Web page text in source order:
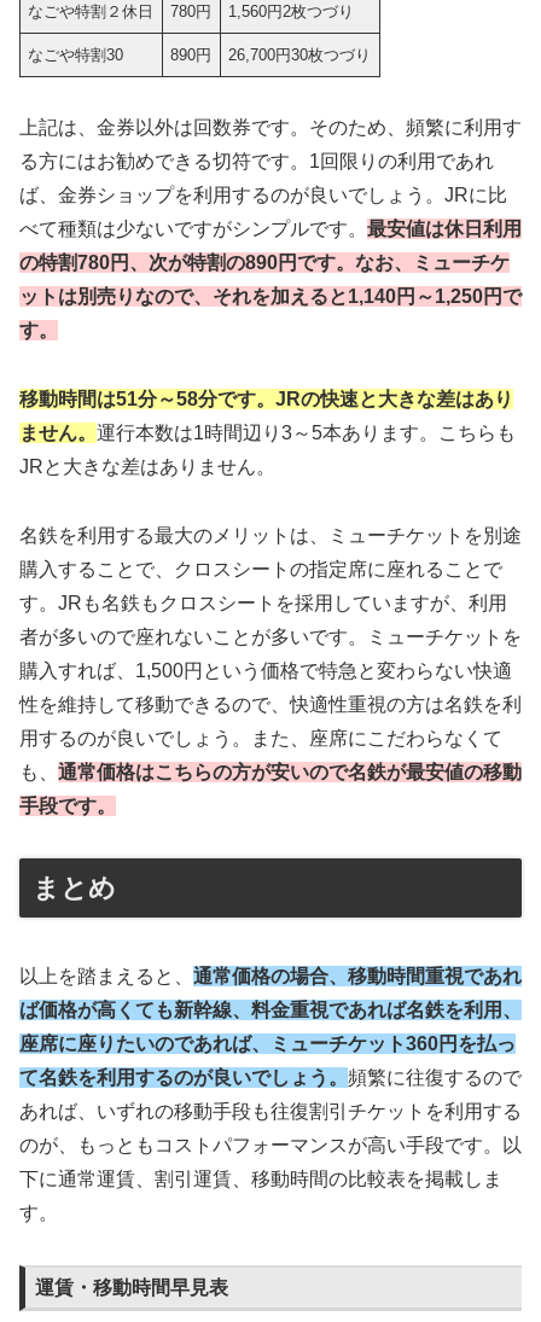
なごや特割２休日 780円 1,560円2枚つづり
なごや特割30 890円 26,700円30枚つづり
上記は、金券以外は回数券です。そのため、頻繁に利用す
る方にはお勧めできる切符です。1回限りの利用であれ
ば、金券ショップを利用するのが良いでしょう。JRに比
べて種類は少ないですがシンプルです。 最安値は休日利用
の特割780円、次が特割の890円です。なお、ミューチケ
ットは別売りなので、それを加えると1,140円～1,250円で
す。
移動時間は51分～58分です。JRの快速と大きな差はあり
ません。 運行本数は1時間辺り3～5本あります。こちらも
JRと大きな差はありません。
名鉄を利用する最大のメリットは、ミューチケットを別途
購入することで、クロスシートの指定席に座れることで
す。JRも名鉄もクロスシートを採用していますが、利用
者が多いので座れないことが多いです。ミューチケットを
購入すれば、1,500円という価格で特急と変わらない快適
性を維持して移動できるので、快適性重視の方は名鉄を利
用するのが良いでしょう。また、座席にこだわらなくて
も、 通常価格はこちらの方が安いので名鉄が最安値の移動
手段です。
まとめ
以上を踏まえると、 通常価格の場合、移動時間重視であれ
ば価格が高くても新幹線、料金重視であれば名鉄を利用、
座席に座りたいのであれば、ミューチケット360円を払っ
て名鉄を利用するのが良いでしょう。 頻繁に往復するので
あれば、いずれの移動手段も往復割引チケットを利用する
のが、もっともコストパフォーマンスが高い手段です。以
下に通常運賃、割引運賃、移動時間の比較表を掲載しま
す。
運賃・移動時間早見表